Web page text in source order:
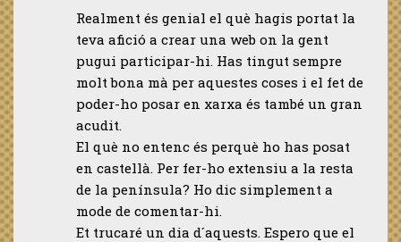
Realment és genial el què hagis portat la
teva afició a crear una web on la gent
pugui participar-hi. Has tingut sempre
molt bona mà per aquestes coses i el fet de
poder-ho posar en xarxa és també un gran
acudit.
El què no entenc és perquè ho has posat
en castellà. Per fer-ho extensiu a la resta
de la península? Ho dic simplement a
mode de comentar-hi.
Et trucaré un dia d´aquests. Espero que el